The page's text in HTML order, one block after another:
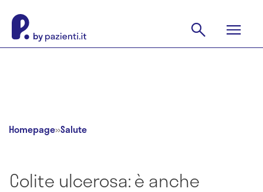
Homepage»Salute
Colite ulcerosa: è anche